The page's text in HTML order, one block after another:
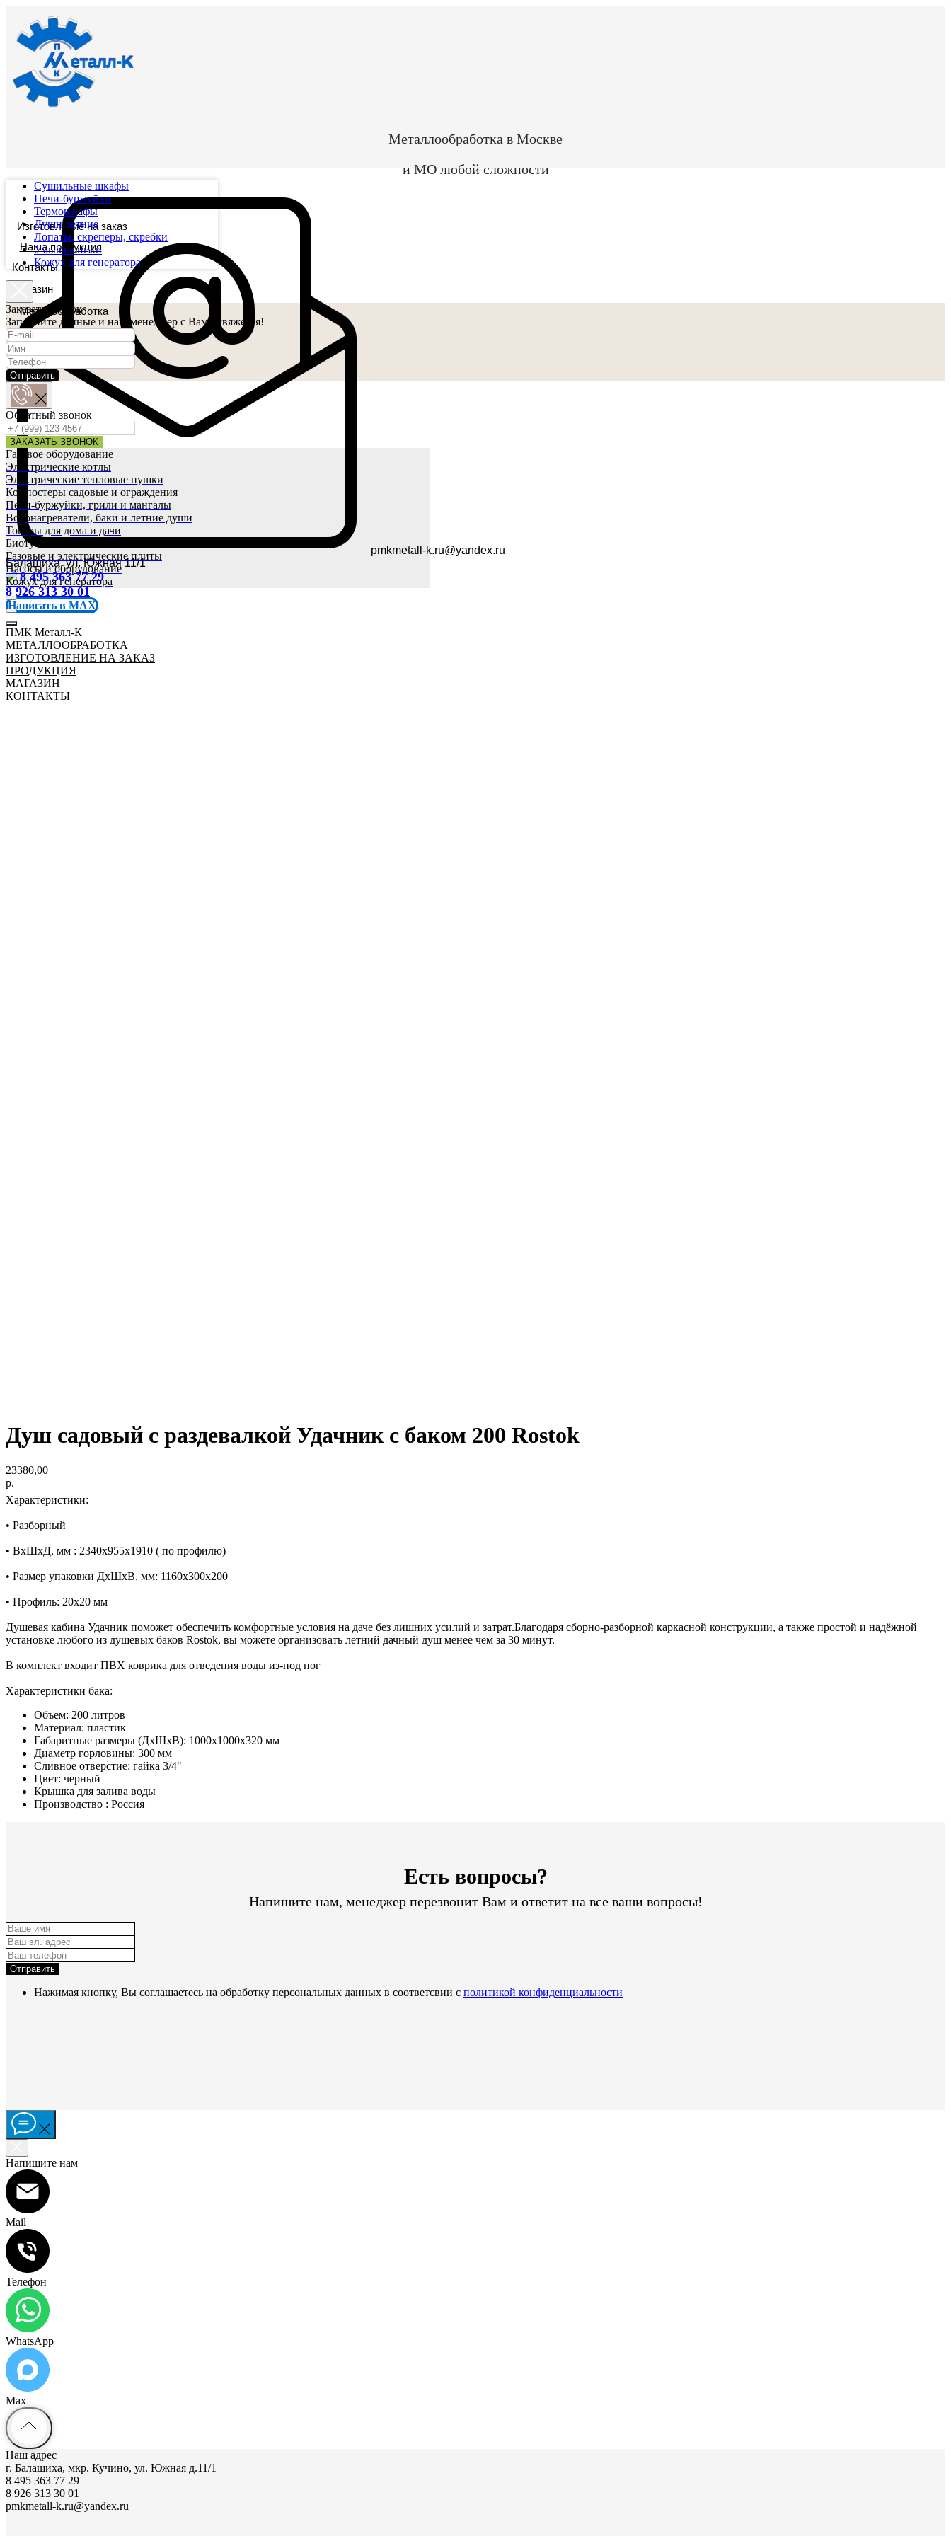
Металлообработка в Москве
и МО любой сложности
pmkmetall-k.ru@yandex.ru
Балашиха, ул. Южная 11/1
8 495 363 77 29
8 926 313 30 01
Написать в MAX
Изготовление на заказ
Наша продукция
Контакты
Магазин
Металообработка
Сушильные шкафы
Печи-буржуйки
Термошкафы
Души летние
Лопаты, скреперы, скребки
Умывальники
Кожух для генератора
Заказать звонок
Заполните данные и наш менеджер с Вами свяжется!
Отправить
Обратный звонок
ЗАКАЗАТЬ ЗВОНОК
Газовое оборудование
Электрические котлы
Электрические тепловые пушки
Компостеры садовые и ограждения
Печи-буржуйки, грили и мангалы
Водонагреватели, баки и летние души
Товары для дома и дачи
Биотуалеты
Газовые и электрические плиты
Насосы и оборудование
Кожух для генератора
ПМК Металл-К
МЕТАЛЛООБРАБОТКА
ИЗГОТОВЛЕНИЕ НА ЗАКАЗ
ПРОДУКЦИЯ
МАГАЗИН
КОНТАКТЫ
Душ садовый с раздевалкой Удачник с баком 200 Rostok
23380,00
р.
Характеристики:
• Разборный
• ВхШхД, мм : 2340х955х1910 ( по профилю)
• Размер упаковки ДхШхВ, мм: 1160х300х200
• Профиль: 20х20 мм
Душевая кабина Удачник поможет обеспечить комфортные условия на даче без лишних усилий и затрат.Благодаря сборно-разборной каркасной конструкции, а также простой и надёжной
установке любого из душевых баков Rostok, вы можете организовать летний дачный душ менее чем за 30 минут.
В комплект входит ПВХ коврика для отведения воды из-под ног
Характеристики бака:
Объем: 200 литров
Материал: пластик
Габаритные размеры (ДхШхВ): 1000х1000х320 мм
Диаметр горловины: 300 мм
Сливное отверстие: гайка 3/4"
Цвет: черный
Крышка для залива воды
Производство : Россия
Есть вопросы?
Напишите нам, менеджер перезвонит Вам и ответит на все ваши вопросы!
Отправить
Нажимая кнопку, Вы соглашаетесь на обработку персональных данных в соответсвии с политикой конфиденциальности
Напишите нам
Mail
Телефон
WhatsApp
Max
Наш адрес
г. Балашиха, мкр. Кучино, ул. Южная д.11/1
8 495 363 77 29
8 926 313 30 01
pmkmetall-k.ru@yandex.ru